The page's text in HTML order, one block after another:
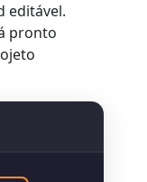
editável.
pronto